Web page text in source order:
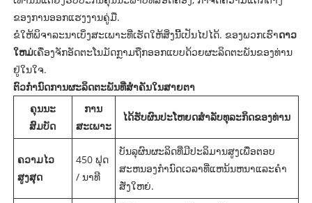
ຂອງການອອກແຮງງານຄູ່ມື.
ຂໍໃຫ້ພິຈາລະນາເບິ່ງສະເພາະທີ່ເຮັດໃຫ້ສິ່ງນີ້ເປັນໄປໄດ້. ຂອງພວກເຮົາດາວ
ໃຫມ່ເຄື່ອງຈັກອັດຕະໂນມັດກຼາມຖືກອອກແບບດ້ວຍຜະລິດຕະພັນຂອງທ່ານ
ຢູ່ໃນໃຈ.
ຕົວກໍານົດການຜະລິດຕະພັນທີ່ສໍາຄັນໃນສາຍຕາ
ຄຸນນະ
ສົມບັດ
ການ
ສະເພາະ
ໄດ້ຮັບຜົນປະໂຫຍດສໍາລັບທຸລະກິດຂອງທ່ານ
ຄວາມໄວ
ສູງສຸດ
450 ຟຸດ
/ ນາທີ
ບັນລຸຜົນຜະລິດທີ່ມີປະລິມານສູງເພື່ອຕອບ
ສະຫນອງກໍານົດເວລາທີ່ແຫນ້ນຫນາແລະຄໍາ
ສັ່ງໃຫຍ່.